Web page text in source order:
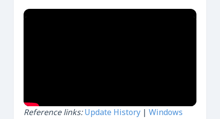
Reference links: Update History
Windows